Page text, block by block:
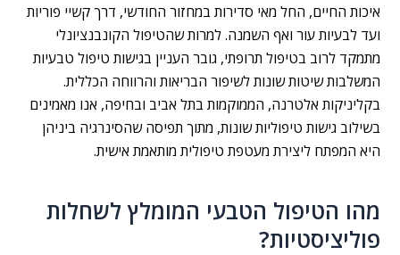
איכות החיים, החל מאי סדירות במחזור החודשי, דרך קשיי פוריות
ועד לבעיות עור ואף השמנה. למרות שהטיפול הקונבנציונלי
מתמקד לרוב בטיפול תרופתי, גובר העניין בגישות טיפול טבעיות
המשלבות שיטות שונות לשיפור הבריאות והרווחה הכללית.
בקליניקות אלטרנה, הממוקמות בתל אביב ובחיפה, אנו מאמינים
בשילוב גישות טיפוליות שונות, מתוך תפיסה שהסינרגיה ביניהן
היא המפתח ליצירת מעטפת טיפולית מותאמת אישית.
מהו הטיפול הטבעי המומלץ לשחלות
פוליציסטיות?